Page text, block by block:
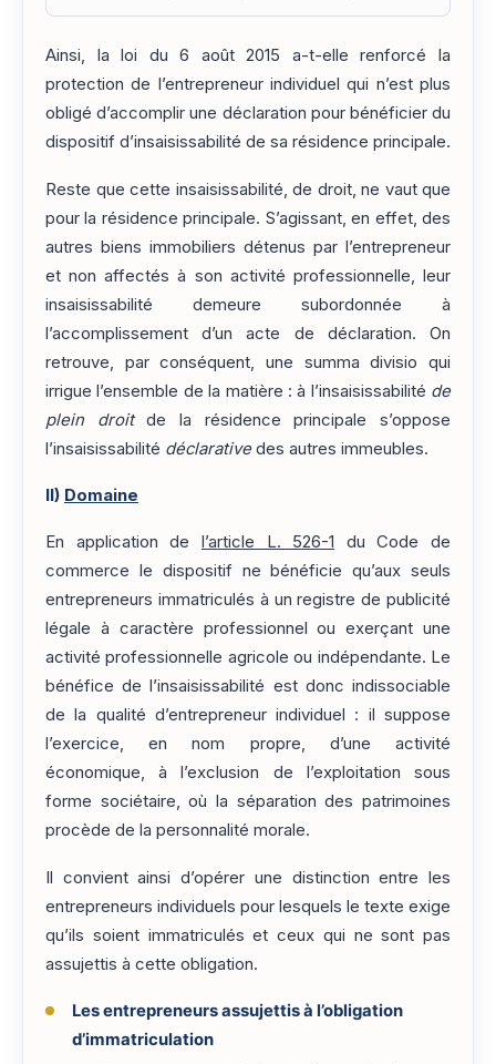
Ainsi, la loi du 6 août 2015 a-t-elle renforcé la
protection de l’entrepreneur individuel qui n’est plus
obligé d’accomplir une déclaration pour bénéficier du
dispositif d’insaisissabilité de sa résidence principale.
Reste que cette insaisissabilité, de droit, ne vaut que
pour la résidence principale. S’agissant, en effet, des
autres biens immobiliers détenus par l’entrepreneur
et non affectés à son activité professionnelle, leur
insaisissabilité demeure subordonnée à
l’accomplissement d’un acte de déclaration. On
retrouve, par conséquent, une summa divisio qui
irrigue l’ensemble de la matière : à l’insaisissabilité de
plein droitde la résidence principale s’oppose
l’insaisissabilité déclarativedes autres immeubles.
II) Domaine
En application de l’article L. 526-1
du Code de
commerce le dispositif ne bénéficie qu’aux seuls
entrepreneurs immatriculés à un registre de publicité
légale à caractère professionnel ou exerçant une
activité professionnelle agricole ou indépendante. Le
bénéfice de l’insaisissabilité est donc indissociable
de la qualité d’entrepreneur individuel : il suppose
l’exercice, en nom propre, d’une activité
économique, à l’exclusion de l’exploitation sous
forme sociétaire, où la séparation des patrimoines
procède de la personnalité morale.
Il convient ainsi d’opérer une distinction entre les
entrepreneurs individuels pour lesquels le texte exige
qu’ils soient immatriculés et ceux qui ne sont pas
assujettis à cette obligation.
Les entrepreneurs assujettis à l’obligation
d’immatriculation